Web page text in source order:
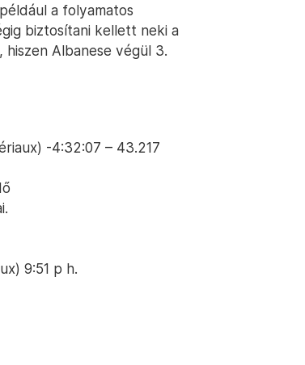
a folyamatos
biztosítani kellett neki a
Albanese végül 3.
-4:32:07 – 43.217
9:51 p h.